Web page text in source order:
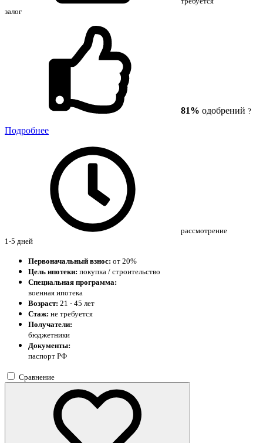
залог
81% одобрений ?
Подробнее
рассмотрение
1-5 дней
Первоначальный взнос: от 20%
Цель ипотеки: покупка / строительство
Специальная программа:
военная ипотека
Возраст: 21 - 45 лет
Стаж: не требуется
Получатели:
бюджетники
Документы:
паспорт РФ
Сравнение